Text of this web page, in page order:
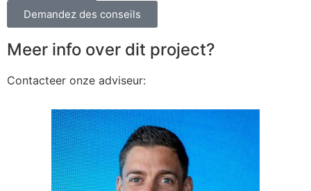
Demandez des conseils
Meer info over dit project?
Contacteer onze adviseur: